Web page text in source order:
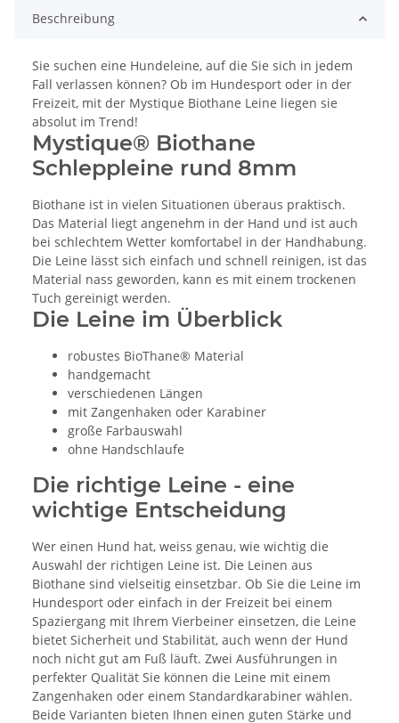
Beschreibung
Sie suchen eine Hundeleine, auf die Sie sich in jedem
Fall verlassen können? Ob im Hundesport oder in der
Freizeit, mit der Mystique Biothane Leine liegen sie
absolut im Trend!
Mystique® Biothane
Schleppleine rund 8mm
Biothane ist in vielen Situationen überaus praktisch.
Das Material liegt angenehm in der Hand und ist auch
bei schlechtem Wetter komfortabel in der Handhabung.
Die Leine lässt sich einfach und schnell reinigen, ist das
Material nass geworden, kann es mit einem trockenen
Tuch gereinigt werden.
Die Leine im Überblick
robustes BioThane® Material
handgemacht
verschiedenen Längen
mit Zangenhaken oder Karabiner
große Farbauswahl
ohne Handschlaufe
Die richtige Leine - eine
wichtige Entscheidung
Wer einen Hund hat, weiss genau, wie wichtig die
Auswahl der richtigen Leine ist. Die Leinen aus
Biothane sind vielseitig einsetzbar. Ob Sie die Leine im
Hundesport oder einfach in der Freizeit bei einem
Spaziergang mit Ihrem Vierbeiner einsetzen, die Leine
bietet Sicherheit und Stabilität, auch wenn der Hund
noch nicht gut am Fuß läuft. Zwei Ausführungen in
perfekter Qualität Sie können die Leine mit einem
Zangenhaken oder einem Standardkarabiner wählen.
Beide Varianten bieten Ihnen einen guten Stärke und